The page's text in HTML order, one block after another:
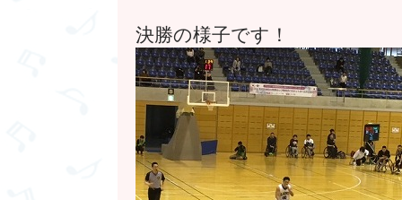
決勝の様子です！